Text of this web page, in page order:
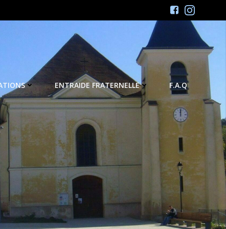
ENTRAIDE FRATERNELLE F.A.Q